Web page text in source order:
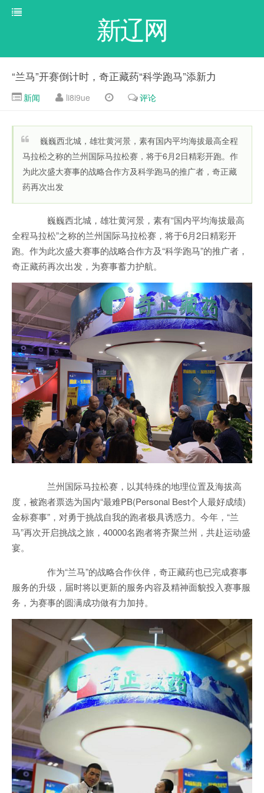
新辽网
“兰马”开赛倒计时，奇正藏药“科学跑马”添新力
新闻 li8i9ue 评论
巍巍西北城，雄壮黄河景，素有国内平均海拔最高全程
马拉松之称的兰州国际马拉松赛，将于6月2日精彩开跑。作
为此次盛大赛事的战略合作方及科学跑马的推广者，奇正藏
药再次出发
巍巍西北城，雄壮黄河景，素有“国内平均海拔最高
全程马拉松”之称的兰州国际马拉松赛，将于6月2日精彩开
跑。作为此次盛大赛事的战略合作方及“科学跑马”的推广者，
奇正藏药再次出发，为赛事蓄力护航。
兰州国际马拉松赛，以其特殊的地理位置及海拔高
度，被跑者票选为国内“最难PB(Personal Best个人最好成绩)
金标赛事”，对勇于挑战自我的跑者极具诱惑力。今年，“兰
马”再次开启挑战之旅，40000名跑者将齐聚兰州，共赴运动盛
宴。
作为“兰马”的战略合作伙伴，奇正藏药也已完成赛事
服务的升级，届时将以更新的服务内容及精神面貌投入赛事服
务，为赛事的圆满成功做有力加持。